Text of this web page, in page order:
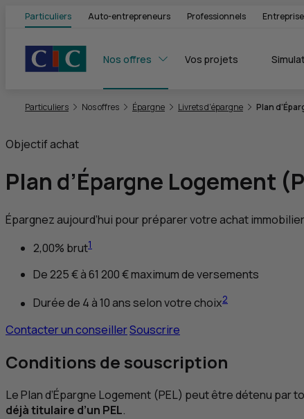
Particuliers Auto-entrepreneurs Professionnels
Nos offres Vos projets
Particuliers Nos offres Épargne Livrets d’épargne Plan
Objectif achat
Plan d’Épargne Logement (
Épargnez aujourd’hui pour préparer votre achat
2,00% brut1
De 225 € à 61 200 € maximum de versements
Durée de 4 à 10 ans selon votre choix2
Contacter un conseillerSouscrire
Conditions de souscription
Le Plan d’Épargne Logement (PEL) peut être détenu par
déjà titulaire d’un PEL.